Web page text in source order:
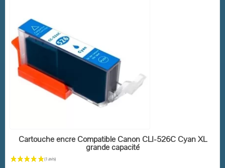
EN STOCK
Cartouche encre Compatible Canon CLI-526C Cyan XL
grande capacité